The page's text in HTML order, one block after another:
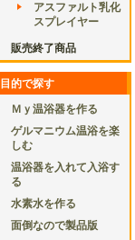
アスファルト乳化
スプレイヤー
販売終了商品
目的で探す
Ｍｙ温浴器を作る
ゲルマニウム温浴を楽
しむ
温浴器を入れて入浴す
る
水素水を作る
面倒なので製品版